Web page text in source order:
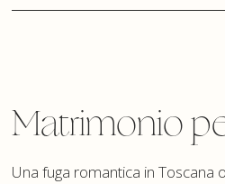
Matrimonio
Una fuga romantica in Toscana